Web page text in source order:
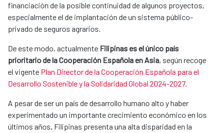
financiación de la posible continuidad de algunos proyectos,
especialmente el de implantación de un sistema público-
privado de seguros agrarios.
De este modo, actualmente Filipinas es el único país
prioritario de la Cooperación Española en Asia, según recoge
el vigente Plan Director de la Cooperación Española para el
Desarrollo Sostenible y la Solidaridad Global 2024-2027.
A pesar de ser un país de desarrollo humano alto y haber
experimentado un importante crecimiento económico en los
últimos años, Filipinas presenta una alta disparidad en la